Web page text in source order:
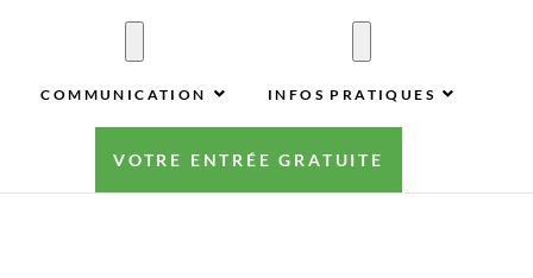
COMMUNICATION INFOS PRATIQUES
VOTRE ENTRÉE GRATUITE